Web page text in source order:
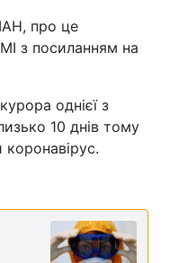
про це
з посиланням на
однієї з
10 днів тому